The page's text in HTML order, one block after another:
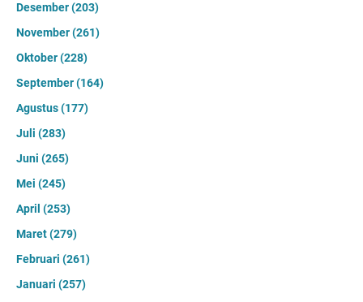
Desember(203)
November(261)
Oktober(228)
September(164)
Agustus(177)
Juli (283)
Juni (265)
Mei (245)
April (253)
Maret(279)
Februari (261)
Januari (257)